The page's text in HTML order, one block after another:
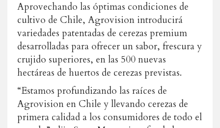
Aprovechando las óptimas condiciones de
cultivo de Chile, Agrovision introducirá
variedades patentadas de cerezas premium
desarrolladas para ofrecer un sabor, frescura y
crujido superiores, en las 500 nuevas
hectáreas de huertos de cerezas previstas.
“Estamos profundizando las raíces de
Agrovision en Chile y llevando cerezas de
primera calidad a los consumidores de todo el